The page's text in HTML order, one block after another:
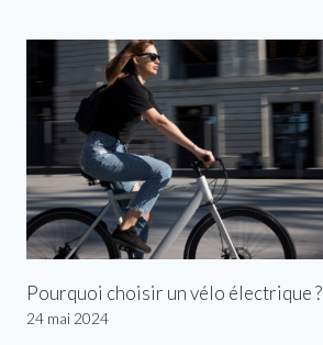
Pourquoi choisir un vélo électrique ?
24 mai 2024